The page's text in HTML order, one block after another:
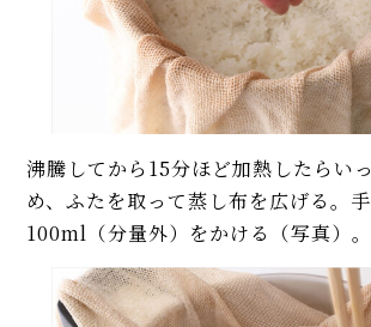
沸騰してから15分ほど加熱したらい
め、ふたを取って蒸し布を広げる。
100ml（分量外）をかける（写真）。